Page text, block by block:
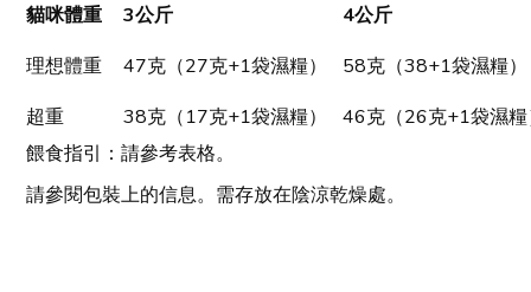
貓咪體重 3公斤
4公斤
理想體重
47克（27克+1袋濕糧）
58克（38+1袋濕糧）
超重
38克（17克+1袋濕糧）
46克（26克+1袋濕
餵食指引：請參考表格。
請參閱包裝上的信息。需存放在陰涼乾燥處。